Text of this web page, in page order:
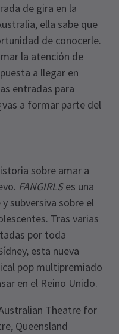
de gira en la
ella sabe que
de conocerle.
la atención de
a llegar en
entradas para
a formar parte del
sobre amar a
FANGIRLSes una
subversiva sobre el
Tras varias
por toda
esta nueva
pop multipremiado
en el Reino Unido.
Theatre for
Queensland